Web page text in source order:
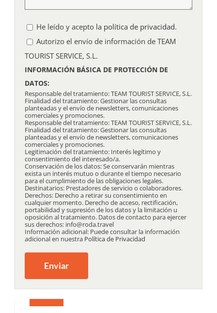
He leído y acepto la política de privacidad.
Autorizo el envío de información de TEAM
TOURIST SERVICE, S.L.
INFORMACIÓN BÁSICA DE PROTECCIÓN DE
DATOS:
Responsable del tratamiento: TEAM TOURIST SERVICE, S.L.
Finalidad del tratamiento: Gestionar las consultas
planteadas y el envío de newsletters, comunicaciones
comerciales y promociones.
Responsable del tratamiento: TEAM TOURIST SERVICE, S.L.
Finalidad del tratamiento: Gestionar las consultas
planteadas y el envío de newsletters, comunicaciones
comerciales y promociones.
Legitimación del tratamiento: Interés legítimo y
consentimiento del interesado/a.
Conservación de los datos: Se conservarán mientras
exista un interés mutuo o durante el tiempo necesario
para el cumplimiento de las obligaciones legales.
Destinatarios: Prestadores de servicio o colaboradores.
Derechos: Derecho a retirar su consentimiento en
cualquier momento. Derecho de acceso, rectificación,
portabilidad y supresión de los datos y la limitación u
oposición al tratamiento. Datos de contacto para ejercer
sus derechos: info@roda.travel
Información adicional: Puede consultar la información
adicional en nuestra Política de Privacidad